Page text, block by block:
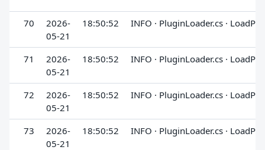
70
2026-
05-21
18:50:52 INFO · PluginLoader.cs ·
71
2026-
05-21
18:50:52 INFO · PluginLoader.cs ·
72
2026-
05-21
18:50:52 INFO · PluginLoader.cs ·
73
2026-
05-21
18:50:52 INFO · PluginLoader.cs ·